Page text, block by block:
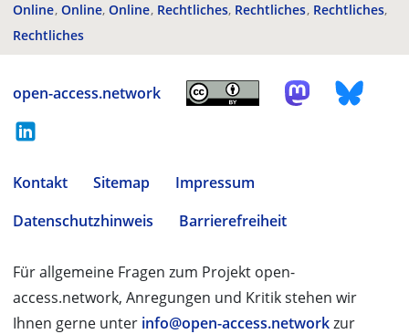
Online Online Online Rechtliches Rechtliches Rechtliches
Rechtliches
open-access.network
Kontakt Sitemap
Impressum
Datenschutzhinweis
Barrierefreiheit
Für allgemeine Fragen zum Projekt open-
access.network, Anregungen und Kritik stehen wir
Ihnen gerne unter info@open-access.networkzur